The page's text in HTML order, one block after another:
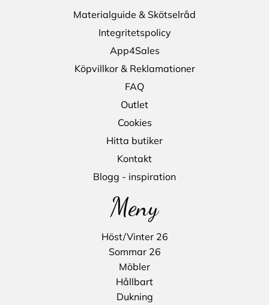
Materialguide & Skötselråd
Integritetspolicy
App4Sales
Köpvillkor & Reklamationer
FAQ
Outlet
Cookies
Hitta butiker
Kontakt
Blogg - inspiration
Meny
Höst/Vinter 26
Sommar 26
Möbler
Hållbart
Dukning